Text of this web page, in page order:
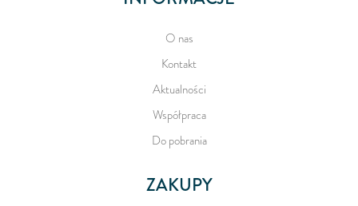
O nas
Kontakt
Aktualności
Współpraca
Do pobrania
ZAKUPY